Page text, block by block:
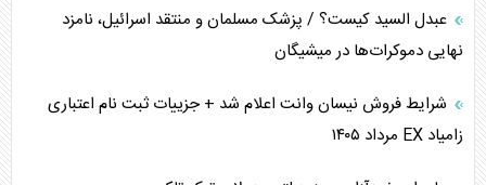
همسویی عربستان با سنتکام علیه متحدان ایران
ترامپ و توهم خلع سلاح حماس
چرا کویت به دنبال شریک امنیتی جدید است؟
عبدل السید کیست؟ / پزشک مسلمان و منتقد اسرائیل، نامزد
نهایی دموکرات‌ها در میشیگان
شرایط فروش نیسان وانت اعلام شد + جزییات ثبت نام اعتباری
زامیاد EX مرداد ۱۴۰۵